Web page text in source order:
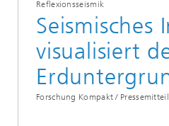
Reflexionsseismik
Seismisches
visualisiert
Forschung Kompakt /